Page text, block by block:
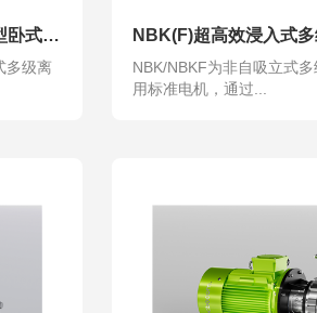
NHL/NHLF(T)/NHM超高效轻型卧式多级离心泵
多级离
NBK(F)超高效浸入式
NBK/NBKF为非自吸立式
用标准电机，通过...